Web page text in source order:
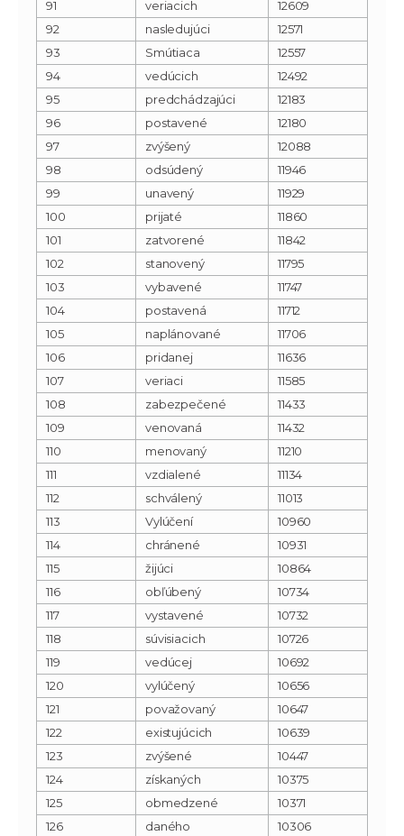
91 veriacich
12609
92
nasledujúci
12571
93
Smútiaca
12557
94
vedúcich
12492
95
predchádzajúci
12183
96
postavené
12180
97
zvýšený
12088
98
odsúdený
11946
99
unavený
11929
100
prijaté
11860
101
zatvorené
11842
102
stanovený
11795
103
vybavené
11747
104
postavená
11712
105
naplánované
11706
106
pridanej
11636
107
veriaci
11585
108
zabezpečené
11433
109
venovaná
11432
110
menovaný
11210
111
vzdialené
11134
112
schválený
11013
113
Vylúčení
10960
114
chránené
10931
115
žijúci
10864
116
obľúbený
10734
117
vystavené
10732
118
súvisiacich
10726
119
vedúcej
10692
120
vylúčený
10656
121
považovaný
10647
122
existujúcich
10639
123
zvýšené
10447
124
získaných
10375
125
obmedzené
10371
126
daného
10306